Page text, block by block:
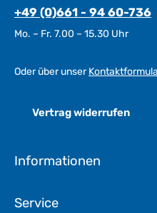
+49 (0)661 - 94 60-736
Mo. – Fr. 7.00 – 15.30 Uhr
Oder über unser
Vertrag widerrufen
Informationen
Service